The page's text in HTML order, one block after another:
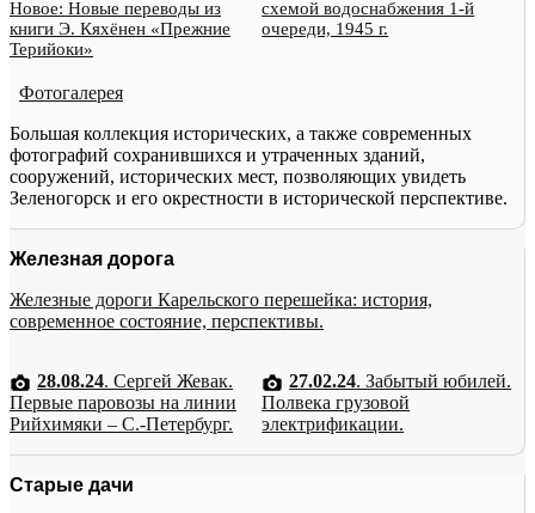
Новое: Новые переводы из
книги Э. Кяхёнен «Прежние
Терийоки»
схемой водоснабжения 1-й
очереди, 1945 г.
Фотогалерея
Большая коллекция исторических, а также современных
фотографий сохранившихся и утраченных зданий,
сооружений, исторических мест, позволяющих увидеть
Зеленогорск и его окрестности в исторической перспективе.
Железная дорога
Железные дороги Карельского перешейка: история,
современное состояние, перспективы.
28.08.24. Сергей Жевак.
Первые паровозы на линии
Рийхимяки – С.-Петербург.
27.02.24. Забытый юбилей.
Полвека грузовой
электрификации.
Старые дачи